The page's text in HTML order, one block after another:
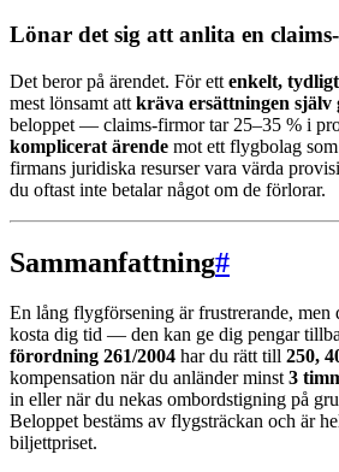
Lönar det sig att anlita en
Det beror på ärendet. För ett enkelt,
mest lönsamt att kräva ersättningen själv
beloppet — claims-firmor tar 25–35 % i
komplicerat ärende mot ett flygbolag
firmans juridiska resurser vara värda
du oftast inte betalar något om de förlorar.
Sammanfattning#
En lång flygförsening är frustrerande, men
kosta dig tid — den kan ge dig pengar
förordning 261/2004 har du rätt till 250,
kompensation när du anländer minst3
in eller när du nekas ombordstigning på
Beloppet bestäms av flygsträckan och är
biljettpriset.